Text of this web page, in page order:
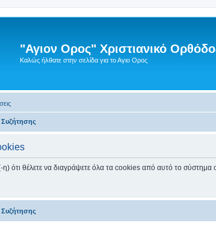
"Αγιον Ορος" Χριστιανικό
Καλώς ήλθατε στην σελίδα για το Αγιο Ορος
Συζήτησης
η) ότι θέλετε να διαγράψετε όλα τα cookies από αυτό το σύστημα
Συζήτησης